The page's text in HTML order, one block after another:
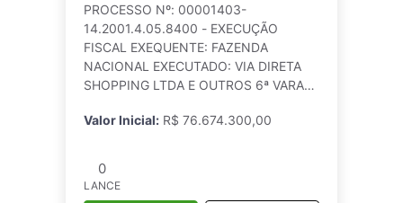
PROCESSO Nº: 00001403-
14.2001.4.05.8400 - EXECUÇÃO
FISCAL EXEQUENTE: FAZENDA
NACIONAL EXECUTADO: VIA DIRETA
SHOPPING LTDA E OUTROS 6ª VARA
TITULAR) VALOR DA DÍVIDA: R$
Valor Inicial: R$ 76.674.300,00
0
LANCE